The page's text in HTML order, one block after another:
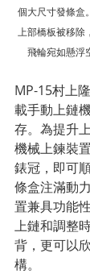
個大尺寸發條盒
上部橋板被移
飛輪宛如懸浮
MP-15村上
載手動上鏈
存。為提升
機械上鍊裝
錶冠，即可
條盒注滿動
置兼具功能
上鏈和調整
背，更可以
構。